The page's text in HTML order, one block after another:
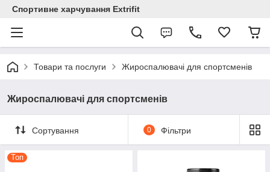
Спортивне харчування Extrifit
Товари та послуги Жироспалювачі для спортсменів
Жироспалювачі для спортсменів
Сортування 0 Фільтри
Топ